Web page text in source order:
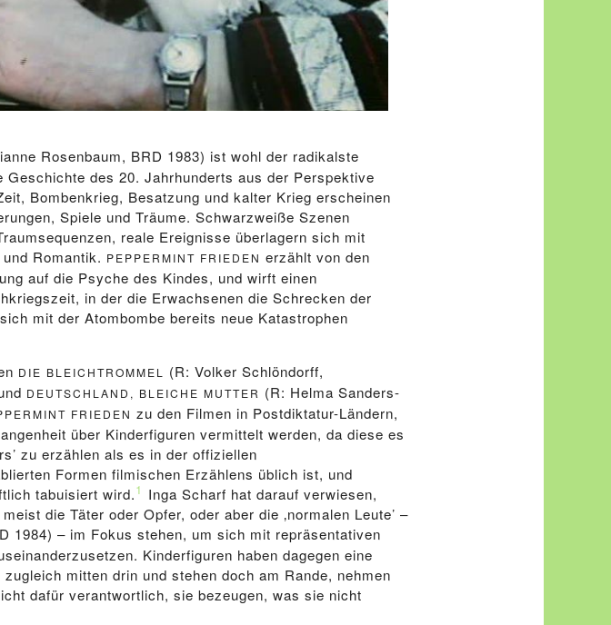
Rosenbaum, BRD 1983) ist wohl der radikalste
Geschichte des 20. Jahrhunderts aus der Perspektive
Bombenkrieg, Besatzung und kalter Krieg erscheinen
Spiele und Träume. Schwarzweiße Szenen
reale Ereignisse überlagern sich mit
Romantik. PEPPERMINT FRIEDEN erzählt von den
auf die Psyche des Kindes, und wirft einen
in der die Erwachsenen die Schrecken der
mit der Atombombe bereits neue Katastrophen
DIE BLEICHTROMMEL
(R: Volker Schlöndorff,
DEUTSCHLAND, BLEICHE MUTTER (R: Helma Sanders-
FRIEDEN zu den Filmen in Postdiktatur-Ländern,
über Kinderfiguren vermittelt werden, da diese es
zu erzählen als es in der offiziellen
Formen filmischen Erzählens üblich ist, und
tabuisiert wird.1 Inga Scharf hat darauf verwiesen,
die Täter oder Opfer, oder aber die ‚normalen Leute’ –
1984) – im Fokus stehen, um sich mit repräsentativen
Kinderfiguren haben dagegen eine
mitten drin und stehen doch am Rande, nehmen
dafür verantwortlich, sie bezeugen, was sie nicht